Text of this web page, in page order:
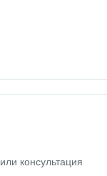
консультация